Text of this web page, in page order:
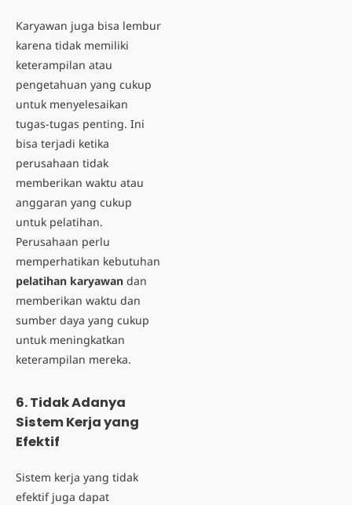
Karyawan juga bisa lembur
karena tidak memiliki
keterampilan atau
pengetahuan yang cukup
untuk menyelesaikan
tugas-tugas penting. Ini
bisa terjadi ketika
perusahaan tidak
memberikan waktu atau
anggaran yang cukup
untuk pelatihan.
Perusahaan perlu
memperhatikan kebutuhan
pelatihan karyawan dan
memberikan waktu dan
sumber daya yang cukup
untuk meningkatkan
keterampilan mereka.
6. Tidak Adanya
Sistem Kerja yang
Efektif
Sistem kerja yang tidak
efektif juga dapat